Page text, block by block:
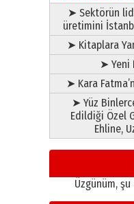
BİR
➤ Sektörün
üretimini
➤ Kitaplara
➤ Yeni
➤ Kara
➤ Yüz
Edildiği Özel
Ehline,
Üzgünüm,